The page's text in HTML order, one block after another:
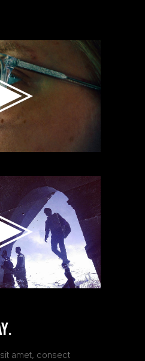
amet, consect